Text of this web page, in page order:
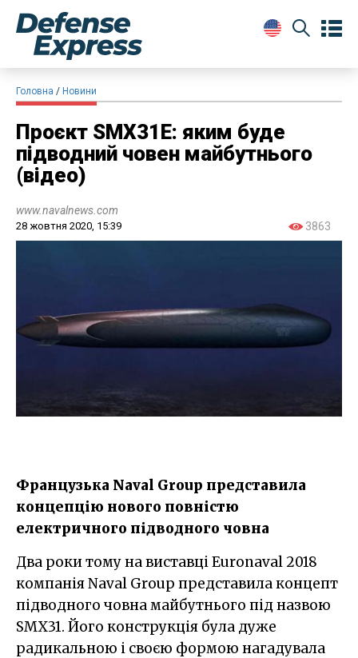
Головна Новини
Проєкт SMX31E: яким буде
підводний човен майбутнього
(відео)
www.navalnews.com
28 жовтня 2020, 15:39 3863
Французька Naval Group представила
концепцію нового повністю
електричного підводного човна
Два роки тому на виставці Euronaval 2018
компанія Naval Group представила концепт
підводного човна майбутнього під назвою
SMX31. Його конструкція була дуже
радикальною і своєю формою нагадувала